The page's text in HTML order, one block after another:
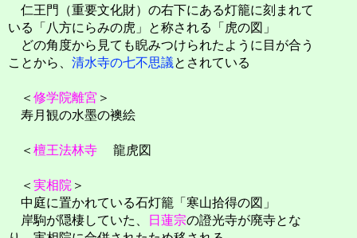
仁王門（重要文化財）の右下にある灯籠に刻まれて
いる「八方にらみの虎」と称される「虎の図」
どの角度から見ても睨みつけられたように目が合う
ことから、 清水寺の七不思議とされている
＜ 修学院離宮 ＞
寿月観の水墨の襖絵
＜ 檀王法林寺 龍虎図
＜ 実相院 ＞
中庭に置かれている石灯籠「寒山拾得の図」
岸駒が隠棲していた、
日蓮宗の證光寺が廃寺とな